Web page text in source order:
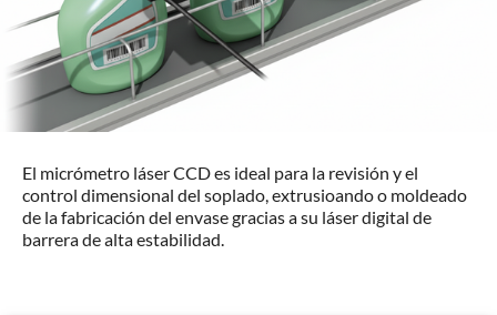
El micrómetro láser CCD es ideal para la revisión y el
control dimensional del soplado, extrusioando o moldeado
de la fabricación del envase gracias a su láser digital de
barrera de alta estabilidad.